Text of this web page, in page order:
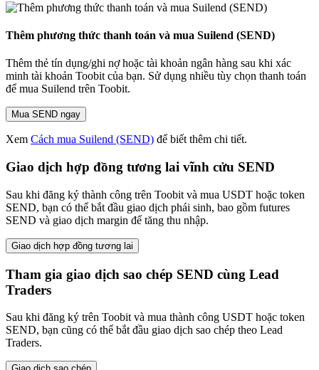
Thêm phương thức thanh toán và mua Suilend (SEND)
Thêm thẻ tín dụng/ghi nợ hoặc tài khoản ngân hàng sau khi xác
minh tài khoản Toobit của bạn. Sử dụng nhiều tùy chọn thanh toán
để mua Suilend trên Toobit.
Mua SEND ngay
Xem Cách mua Suilend (SEND) để biết thêm chi tiết.
Giao dịch hợp đồng tương lai vĩnh cửu SEND
Sau khi đăng ký thành công trên Toobit và mua USDT hoặc token
SEND, bạn có thể bắt đầu giao dịch phái sinh, bao gồm futures
SEND và giao dịch margin để tăng thu nhập.
Giao dịch hợp đồng tương lai
Tham gia giao dịch sao chép SEND cùng Lead
Traders
Sau khi đăng ký trên Toobit và mua thành công USDT hoặc token
SEND, bạn cũng có thể bắt đầu giao dịch sao chép theo Lead
Traders.